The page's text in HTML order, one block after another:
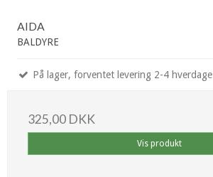
AIDA
BALDYRE
På lager, forventet levering 2-4 hverdage
325,00 DKK
Vis produkt